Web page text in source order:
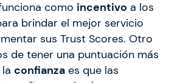
como incentivo a los
brindar el mejor servicio
sus Trust Scores. Otro
de tener una puntuación más
confianza es que las